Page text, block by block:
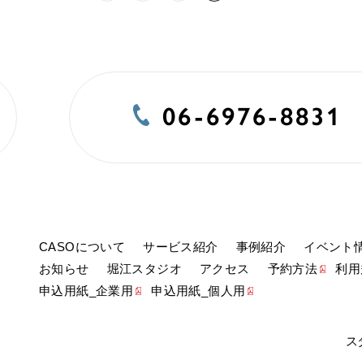
06-6976-8831
CASOについて サービス紹介 事例紹介 イベント
お知らせ
堀江スタジオ アクセス 予約方法
利
申込用紙_企業用
申込用紙_個人用
ス